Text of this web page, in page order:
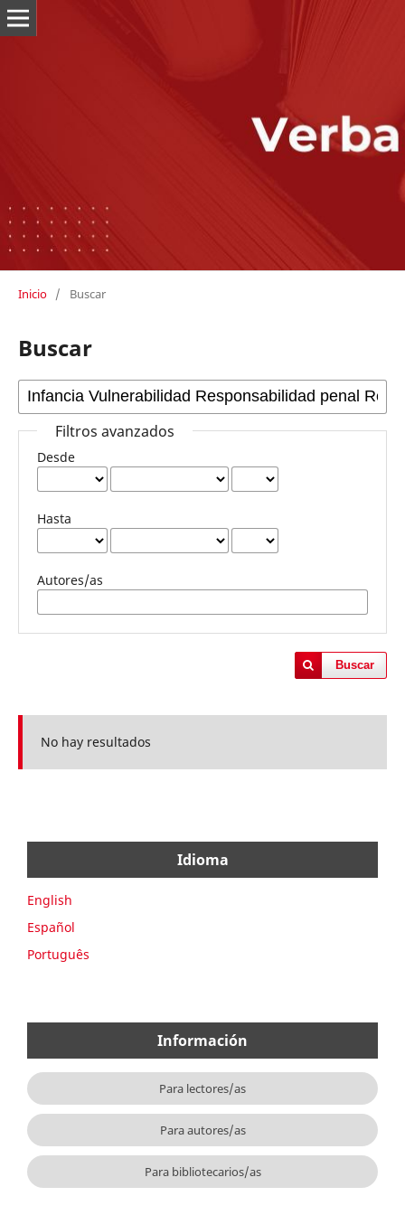
Inicio / Buscar
Buscar
Filtros avanzados
Desde
Hasta
Autores/as
Buscar
No hay resultados
Idioma
English
Español
Português
Información
Para lectores/as
Para autores/as
Para bibliotecarios/as